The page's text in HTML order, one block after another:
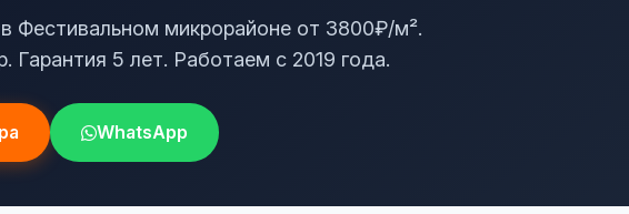
Фестивальном микрорайоне от 3800₽/м².
Гарантия 5 лет. Работаем с 2019 года.
WhatsApp